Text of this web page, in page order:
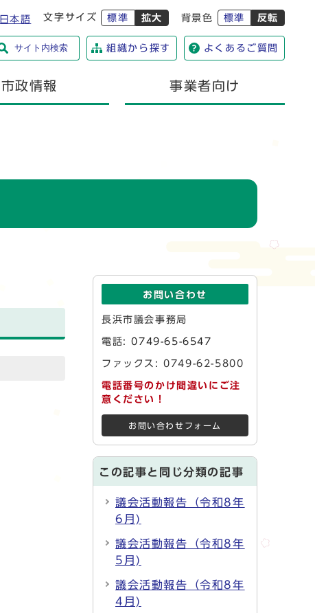
本語 文字サイズ 標準 拡大 背景色 標準 反転
サイト内検索 組織から探す よくあるご質問
市政情報 事業者向け
お問い合わせ
長浜市議会事務局
電話:0749-65-6547
ファックス: 0749-62-5800
電話番号のかけ間違いにご注
意ください！
お問い合わせフォーム
この記事と同じ分類の記事
議会活動報告（令和8年
6月)
議会活動報告（令和8年
5月)
議会活動報告（令和8年
4月)